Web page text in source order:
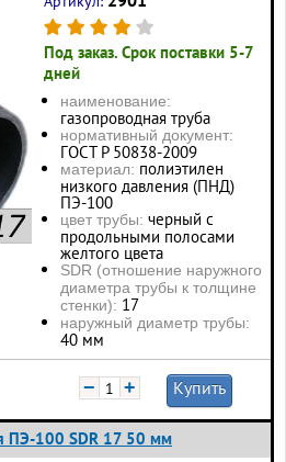
Под заказ. Срок поставки 5-7
дней
наименование:
газопроводная труба
нормативный документ:
ГОСТ Р 50838-2009
материал: полиэтилен
низкого давления (ПНД)
ПЭ-100
цвет трубы: черный с
продольными полосами
желтого цвета
SDR (отношение наружного
диаметра трубы к толщине
стенки): 17
наружный диаметр трубы:
40 мм
− + Купить
ПЭ-100 SDR 17 50 мм